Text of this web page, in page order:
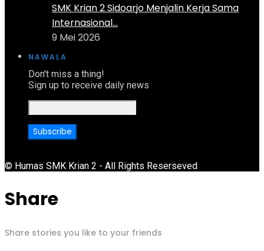
SMK Krian 2 Sidoarjo Menjalin Kerja Sama
Internasional...
9 Mei 2026
NAWALA
Don't miss a thing!
Sign up to receive daily news
© Humas SMK Krian 2 - All Rights Reserseved
Share
Share stories you like to your friends